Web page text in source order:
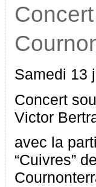
Samedi 13
Concert
Victor
avec la
“Cuivres”